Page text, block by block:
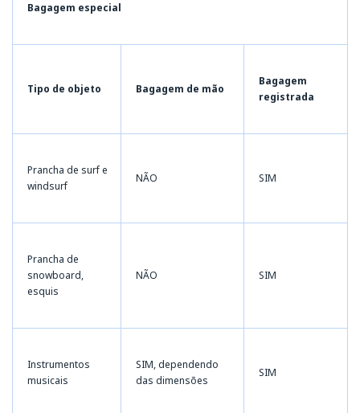
Bagagem especial
Tipo de objeto Bagagem de mão
Bagagem
registrada
Prancha de surf e
windsurf
NÃO SIM
Prancha de
snowboard,
esquis
NÃO SIM
Instrumentos
musicais
SIM, dependendo
das dimensões
SIM